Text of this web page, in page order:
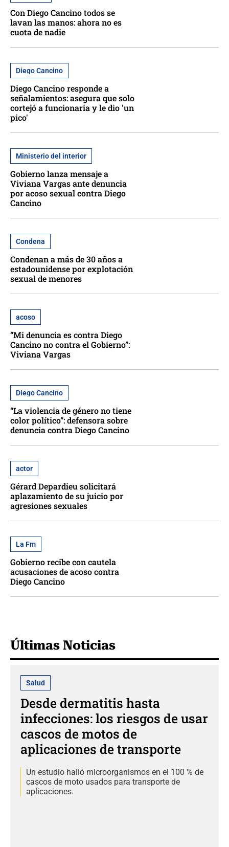
Con Diego Cancino todos se
lavan las manos: ahora no es
cuota de nadie
Diego Cancino
Diego Cancino responde a
señalamientos: asegura que solo
cortejó a funcionaria y le dio 'un
pico'
Ministerio del interior
Gobierno lanza mensaje a
Viviana Vargas ante denuncia
por acoso sexual contra Diego
Cancino
Condena
Condenan a más de 30 años a
estadounidense por explotación
sexual de menores
acoso
“Mi denuncia es contra Diego
Cancino no contra el Gobierno”:
Viviana Vargas
Diego Cancino
“La violencia de género no tiene
color político”: defensora sobre
denuncia contra Diego Cancino
actor
Gérard Depardieu solicitará
aplazamiento de su juicio por
agresiones sexuales
La Fm
Gobierno recibe con cautela
acusaciones de acoso contra
Diego Cancino
Últimas Noticias
Salud
Desde dermatitis hasta
infecciones: los riesgos de usar
cascos de motos de
aplicaciones de transporte
Un estudio halló microorganismos en el 100 % de
cascos de moto usados para transporte de
aplicaciones.